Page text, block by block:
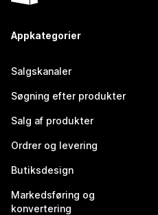
Appkategorier
Salgskanaler
Søgning efter produkter
Salg af produkter
Ordrer og levering
Butiksdesign
Markedsføring og
konvertering